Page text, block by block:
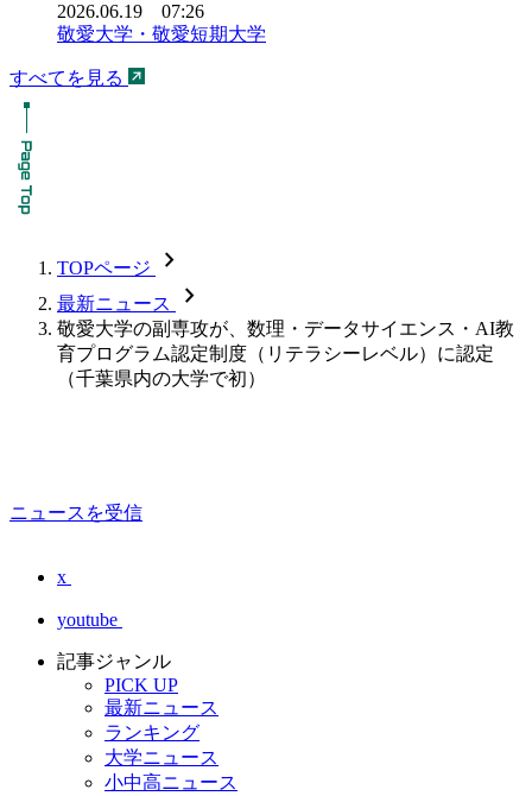
2026.06.19 07:26
敬愛大学・敬愛短期大学
すべてを見る
TOPページ chevron_forward
最新ニュース chevron_forward
敬愛大学の副専攻が、数理・データサイエンス・AI教
育プログラム認定制度（リテラシーレベル）に認定
（千葉県内の大学で初）
ニュースを受信
x
youtube
記事ジャンル
PICK UP
最新ニュース
ランキング
大学ニュース
小中高ニュース